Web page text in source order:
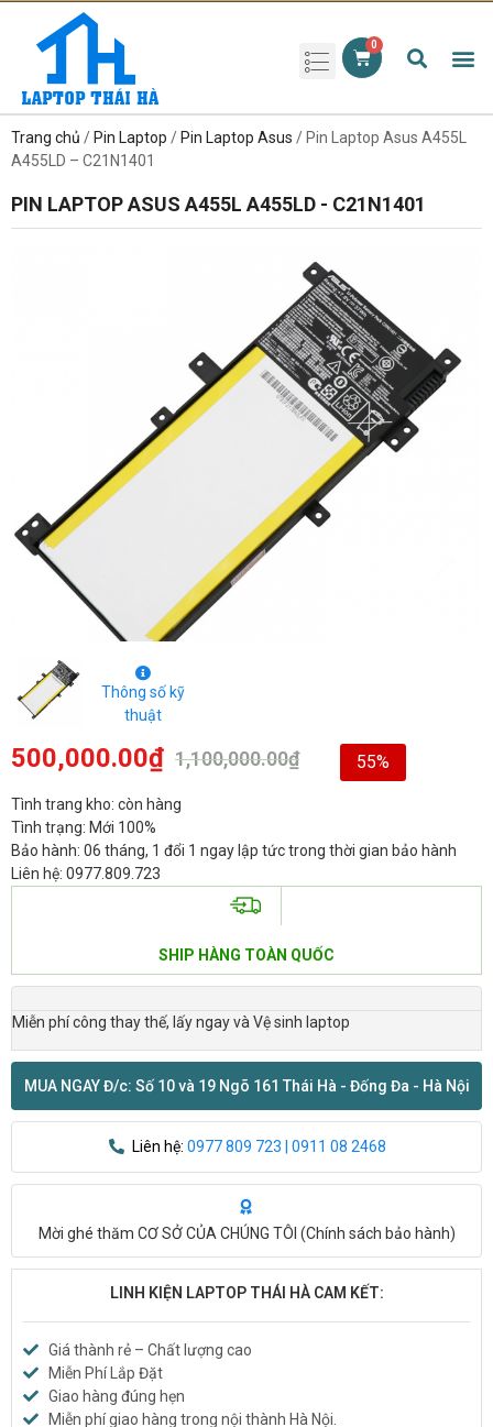
Trang chủ / Pin Laptop / Pin Laptop Asus / Pin Laptop Asus A455L
A455LD – C21N1401
PIN LAPTOP ASUS A455L A455LD - C21N1401
Thông số kỹ
thuật
1,100,000.00₫
500,000.00₫ 55%
Tình trang kho: còn hàng
Tình trạng: Mới 100%
Bảo hành: 06 tháng, 1 đổi 1 ngay lập tức trong thời gian bảo hành
Liên hệ: 0977.809.723
SHIP HÀNG TOÀN QUỐC
Miễn phí công thay thế, lấy ngay và Vệ sinh laptop
MUA NGAY Đ/c: Số 10 và 19 Ngõ 161 Thái Hà - Đống Đa - Hà Nội
Liên hệ: 0977 809 723 | 0911 08 2468
Mời ghé thăm CƠ SỞ CỦA CHÚNG TÔI (Chính sách bảo hành)
LINH KIỆN LAPTOP THÁI HÀ CAM KẾT:
Giá thành rẻ – Chất lượng cao
Miễn Phí Lắp Đặt
Giao hàng đúng hẹn
Miễn phí giao hàng trong nội thành Hà Nội.